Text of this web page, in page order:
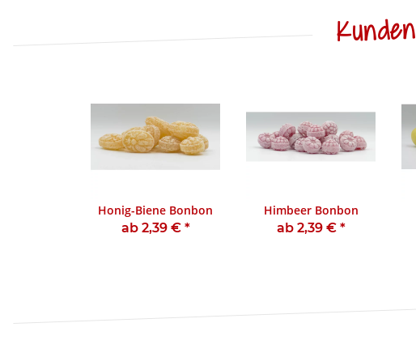
Honig-Biene Bonbon
ab 2,39 € *
Himbeer Bonbon
ab 2,39 € *